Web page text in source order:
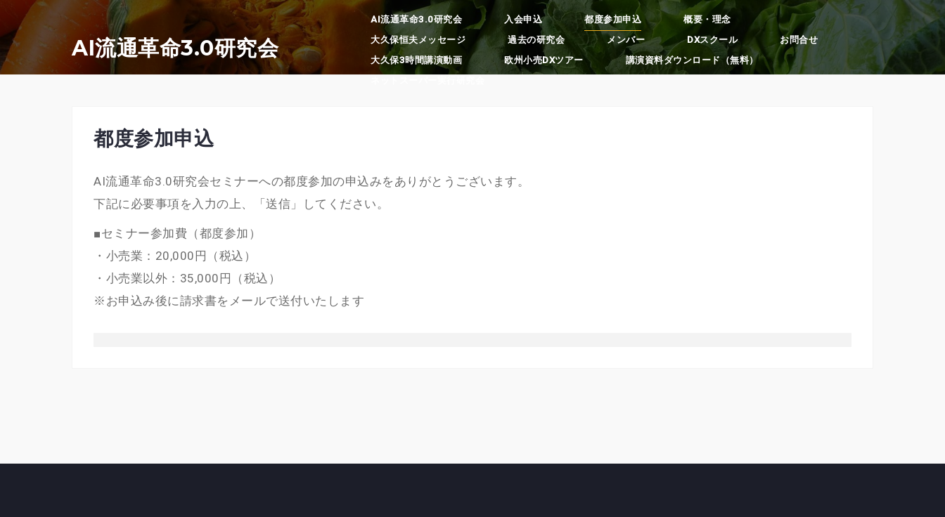
ン
テ
ン
AI流通革命3.0研究会
AI流通革命3.0研究会 入会申込 都度参加申込
概要・理念
大久保恒夫メッセージ
過去の研究会 メンバー DXスクール
お問合せ
大久保3時間講演動画
欧州小売DXツアー
講演資料ダウンロード（無料）
都度参加申込
AI流通革命3.0研究会セミナーへの都度参加の申込みをありがとうございます。
下記に必要事項を入力の上、「送信」してください。
■セミナー参加費（都度参加）
・小売業：20,000円（税込）
・小売業以外：35,000円（税込）
※お申込み後に請求書をメールで送付いたします